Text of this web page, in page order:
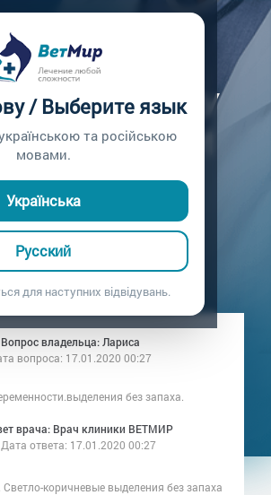
/ Выберите язык
та російською
мовами.
Українська
Русский
для наступних відвідувань.
врачу /
ЕСЛИ У
СУКИ
Вопрос владельца: Лариса
вопроса: 17.01.2020 00:27
без запаха.
врача: Врач клиники ВЕТМИР
Дата ответа: 17.01.2020 00:27
коричневые выделения без запаха